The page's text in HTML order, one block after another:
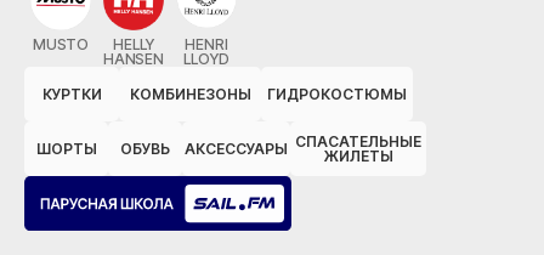
MUSTO
HELLY
HANSEN
HENRI
LLOYD
КУРТКИ
КОМБИНЕЗОНЫ ГИДРОКОСТЮМЫ
ШОРТЫ ОБУВЬ АКСЕССУАРЫ СПАСАТЕЛЬНЫЕ
ЖИЛЕТЫ